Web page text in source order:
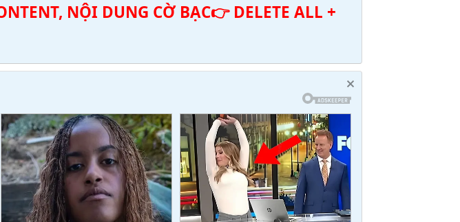
NỘI DUNG CỜ BẠC👉 DELETE ALL +